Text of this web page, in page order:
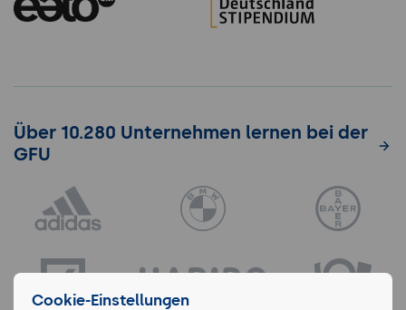
Über 10.280 Unternehmen lernen bei der
GFU
Cookie-Einstellungen